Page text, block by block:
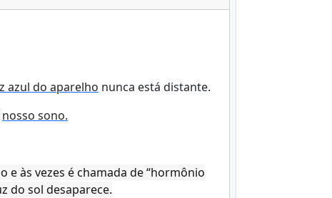
azul do aparelho nunca está distante.
nosso sono.
às vezes é chamada de “hormônio
do sol desaparece.